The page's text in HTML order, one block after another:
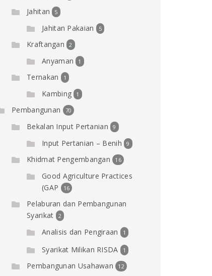
Jahitan 5
Jahitan Pakaian 5
Kraftangan 2
Anyaman 1
Ternakan 1
Kambing 1
Pembangunan 70
Bekalan Input Pertanian 9
Input Pertanian – Benih 9
Khidmat Pengembangan 16
Good Agriculture Practices
(GAP
16
Pelaburan dan Pembangunan
Syarikat
2
Analisis dan Pengiraan 1
Syarikat Milikan RISDA 1
Pembangunan Usahawan 12